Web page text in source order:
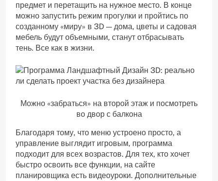
предмет и перетащить на нужное место. В конце
можно запустить режим прогулки и пройтись по
созданному «миру» в 3D — дома, цветы и садовая
мебель будут объемными, станут отбрасывать
тень. Все как в жизни.
Можно «забраться» на второй этаж и посмотреть
во двор с балкона
Благодаря тому, что меню устроено просто, а
управление выглядит игровым, программа
подходит для всех возрастов. Для тех, кто хочет
быстро освоить все функции, на сайте
планировщика есть видеоуроки. Дополнительные